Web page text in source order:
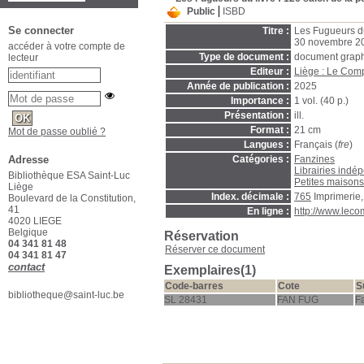
Public
ISBD
Titre :
Les Fugueurs
30 novembre
Type de document : document
Editeur :
Liège : Le
Année de publication : 2025
Importance : 1 vol. (40 p.)
Présentation : ill.
Format : 21 cm
Langues :
Français (fre)
Catégories :
Fanzines
Librairies
Petites
Index. décimale : 765
En ligne :
http://
Réservation
Réserver ce document
Exemplaires(1)
Code-barres Cote
SL 28431
FAN FUG
Se connecter
accéder à votre compte de
lecteur
Mot de passe oublié ?
Adresse
Bibliothèque ESA Saint-Luc
Liège
Boulevard de la Constitution,
41
4020 LIEGE
Belgique
04 341 81 48
04 341 81 47
contact
bibliotheque@saint-luc.be